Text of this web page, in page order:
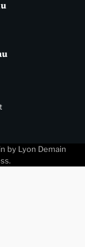
by Lyon Demain
.